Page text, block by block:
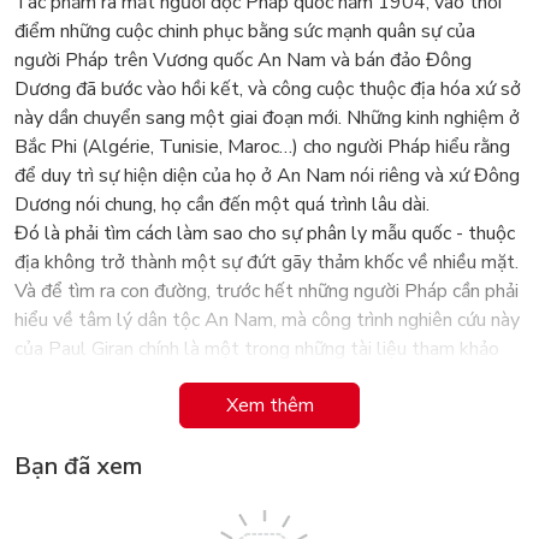
điểm những cuộc chinh phục bằng sức mạnh quân sự của
người Pháp trên Vương quốc An Nam và bán đảo Đông
Dương đã bước vào hồi kết, và công cuộc thuộc địa hóa xứ sở
này dần chuyển sang một giai đoạn mới. Những kinh nghiệm ở
Bắc Phi (Algérie, Tunisie, Maroc…) cho người Pháp hiểu rằng
để duy trì sự hiện diện của họ ở An Nam nói riêng và xứ Đông
Dương nói chung, họ cần đến một quá trình lâu dài.
Đó là phải tìm cách làm sao cho sự phân ly mẫu quốc - thuộc
địa không trở thành một sự đứt gãy thảm khốc về nhiều mặt.
Và để tìm ra con đường, trước hết những người Pháp cần phải
hiểu về tâm lý dân tộc An Nam, mà công trình nghiên cứu này
của Paul Giran chính là một trong những tài liệu tham khảo
cho các chính khách ở mẫu quốc lúc bấy giờ.
Trong công trình của mình, Paul Giran đề xuất một nghiên cứu
về dân tộc An Nam; “để khám phá những sức mạnh sâu kín
của đời sống cộng đồng hoặc riêng tư; rút ra các nguyên tắc
chính trị; phân tích mọi ảnh hưởng mạnh mẽ đã định hình nên
Xem thêm
Bạn đã xem